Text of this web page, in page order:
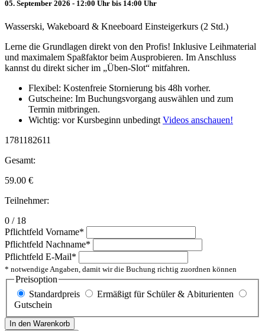
05. September 2026 - 12:00 Uhr bis 14:00 Uhr
Wasserski, Wakeboard & Kneeboard Einsteigerkurs (2 Std.)
Lerne die Grundlagen direkt von den Profis! Inklusive Leihmaterial
und maximalem Spaßfaktor beim Ausprobieren. Im Anschluss
kannst du direkt sicher im „Üben-Slot“ mitfahren.
Flexibel: Kostenfreie Stornierung bis 48h vorher.
Gutscheine: Im Buchungsvorgang auswählen und zum
Termin mitbringen.
Wichtig: vor Kursbeginn unbedingt Videos anschauen!
1781182611
Gesamt:
59.00 €
Teilnehmer:
0 / 18
Pflichtfeld Vorname*
Pflichtfeld Nachname*
Pflichtfeld E-Mail*
* notwendige Angaben, damit wir die Buchung richtig zuordnen können
Preisoption
Standardpreis
Ermäßigt für Schüler & Abiturienten
Gutschein